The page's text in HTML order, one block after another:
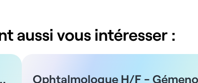
aussi vous intéresser :
Ophtalmologue H/F -